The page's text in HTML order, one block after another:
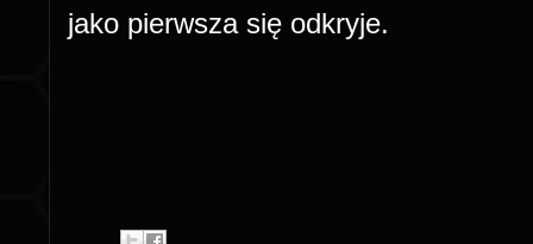
jako pierwsza się odkryje.